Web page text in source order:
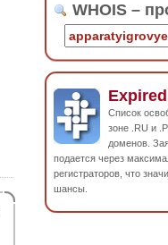
WHOIS –
Список
зоне .RU и
доменов.
подается через
регистраторов, что
шансы.